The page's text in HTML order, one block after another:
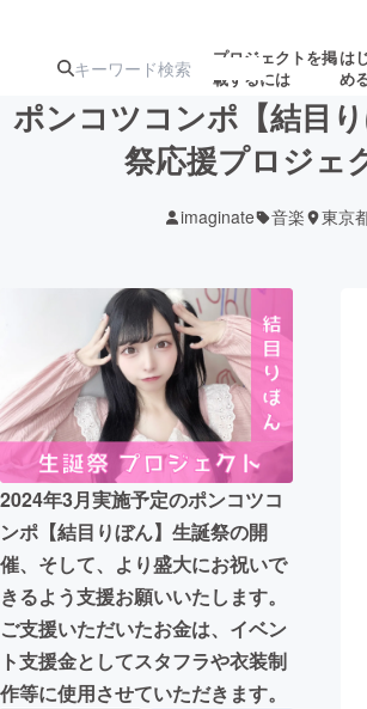
プロジェクトを掲
載するには
は
め
注目の新着プロ
ジェクト
募集終了
ロジェク
アート・写真
テクノロジー・ガジェット
映像・映画
ビジネス・起業
まちづくり・地域活性化
CAMPFIRE for Social Good
CAMPFIREふるさと納税
ポンコツコンポ【結目
祭応援プロジェ
imaginate 音楽 東京
2024年3月実施予定のポンコツコ
ンポ【結目りぼん】生誕祭の開
催、そして、より盛大にお祝いで
きるよう支援お願いいたします。
ご支援いただいたお金は、イベン
ト支援金としてスタフラや衣装制
作等に使用させていただきます。